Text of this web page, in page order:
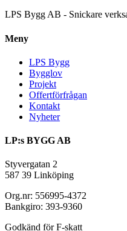
LPS Bygg AB - Snickare
Meny
LPS Bygg
Bygglov
Projekt
Offertförfrågan
Kontakt
Nyheter
LP:s BYGG AB
Styvergatan 2
587 39 Linköping
Org.nr: 556995-4372
Bankgiro: 393-9360
Godkänd för F-skatt